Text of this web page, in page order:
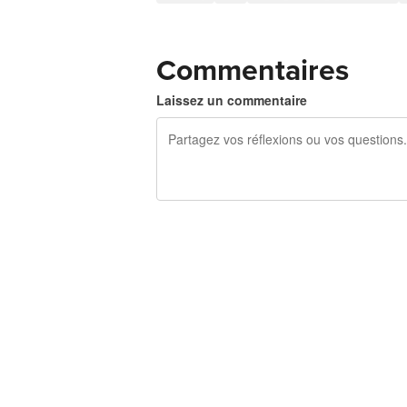
Commentaires
Laissez un commentaire